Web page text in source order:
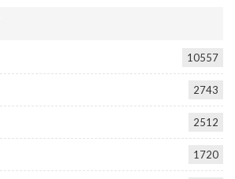
10557
2743
2512
1720